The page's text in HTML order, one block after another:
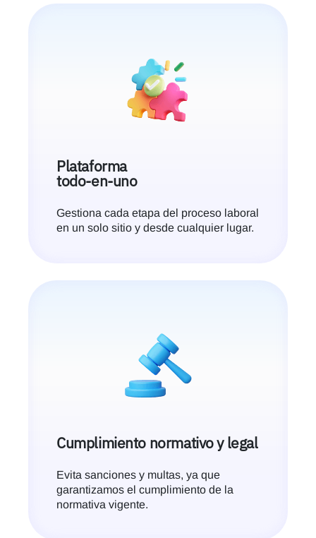
Plataforma
todo-en-uno
Gestiona cada etapa del proceso laboral
en un solo sitio y desde cualquier lugar.
Cumplimiento normativo y legal
Evita sanciones y multas, ya que
garantizamos el cumplimiento de la
normativa vigente.